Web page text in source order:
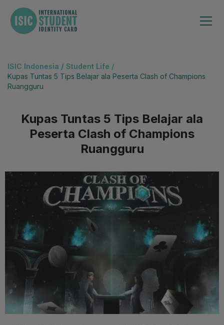
ISIC Indonesia / Student Life /
Kupas Tuntas 5 Tips Belajar ala Peserta Clash of Champions
Ruangguru
Kupas Tuntas 5 Tips Belajar ala
Peserta Clash of Champions
Ruangguru